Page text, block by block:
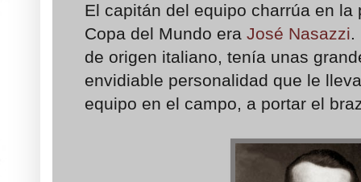
El capitán del equipo charrúa en la
Copa del Mundo era José Nasazzi.
de origen italiano, tenía unas
envidiable personalidad que le
equipo en el campo, a portar el